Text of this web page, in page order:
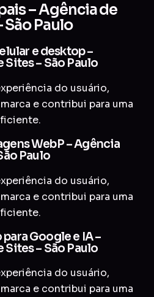
– Agência de
São Paulo
e desktop –
– São Paulo
do usuário,
e contribui para uma
WebP – Agência
Paulo
do usuário,
e contribui para uma
Google e IA –
– São Paulo
do usuário,
e contribui para uma